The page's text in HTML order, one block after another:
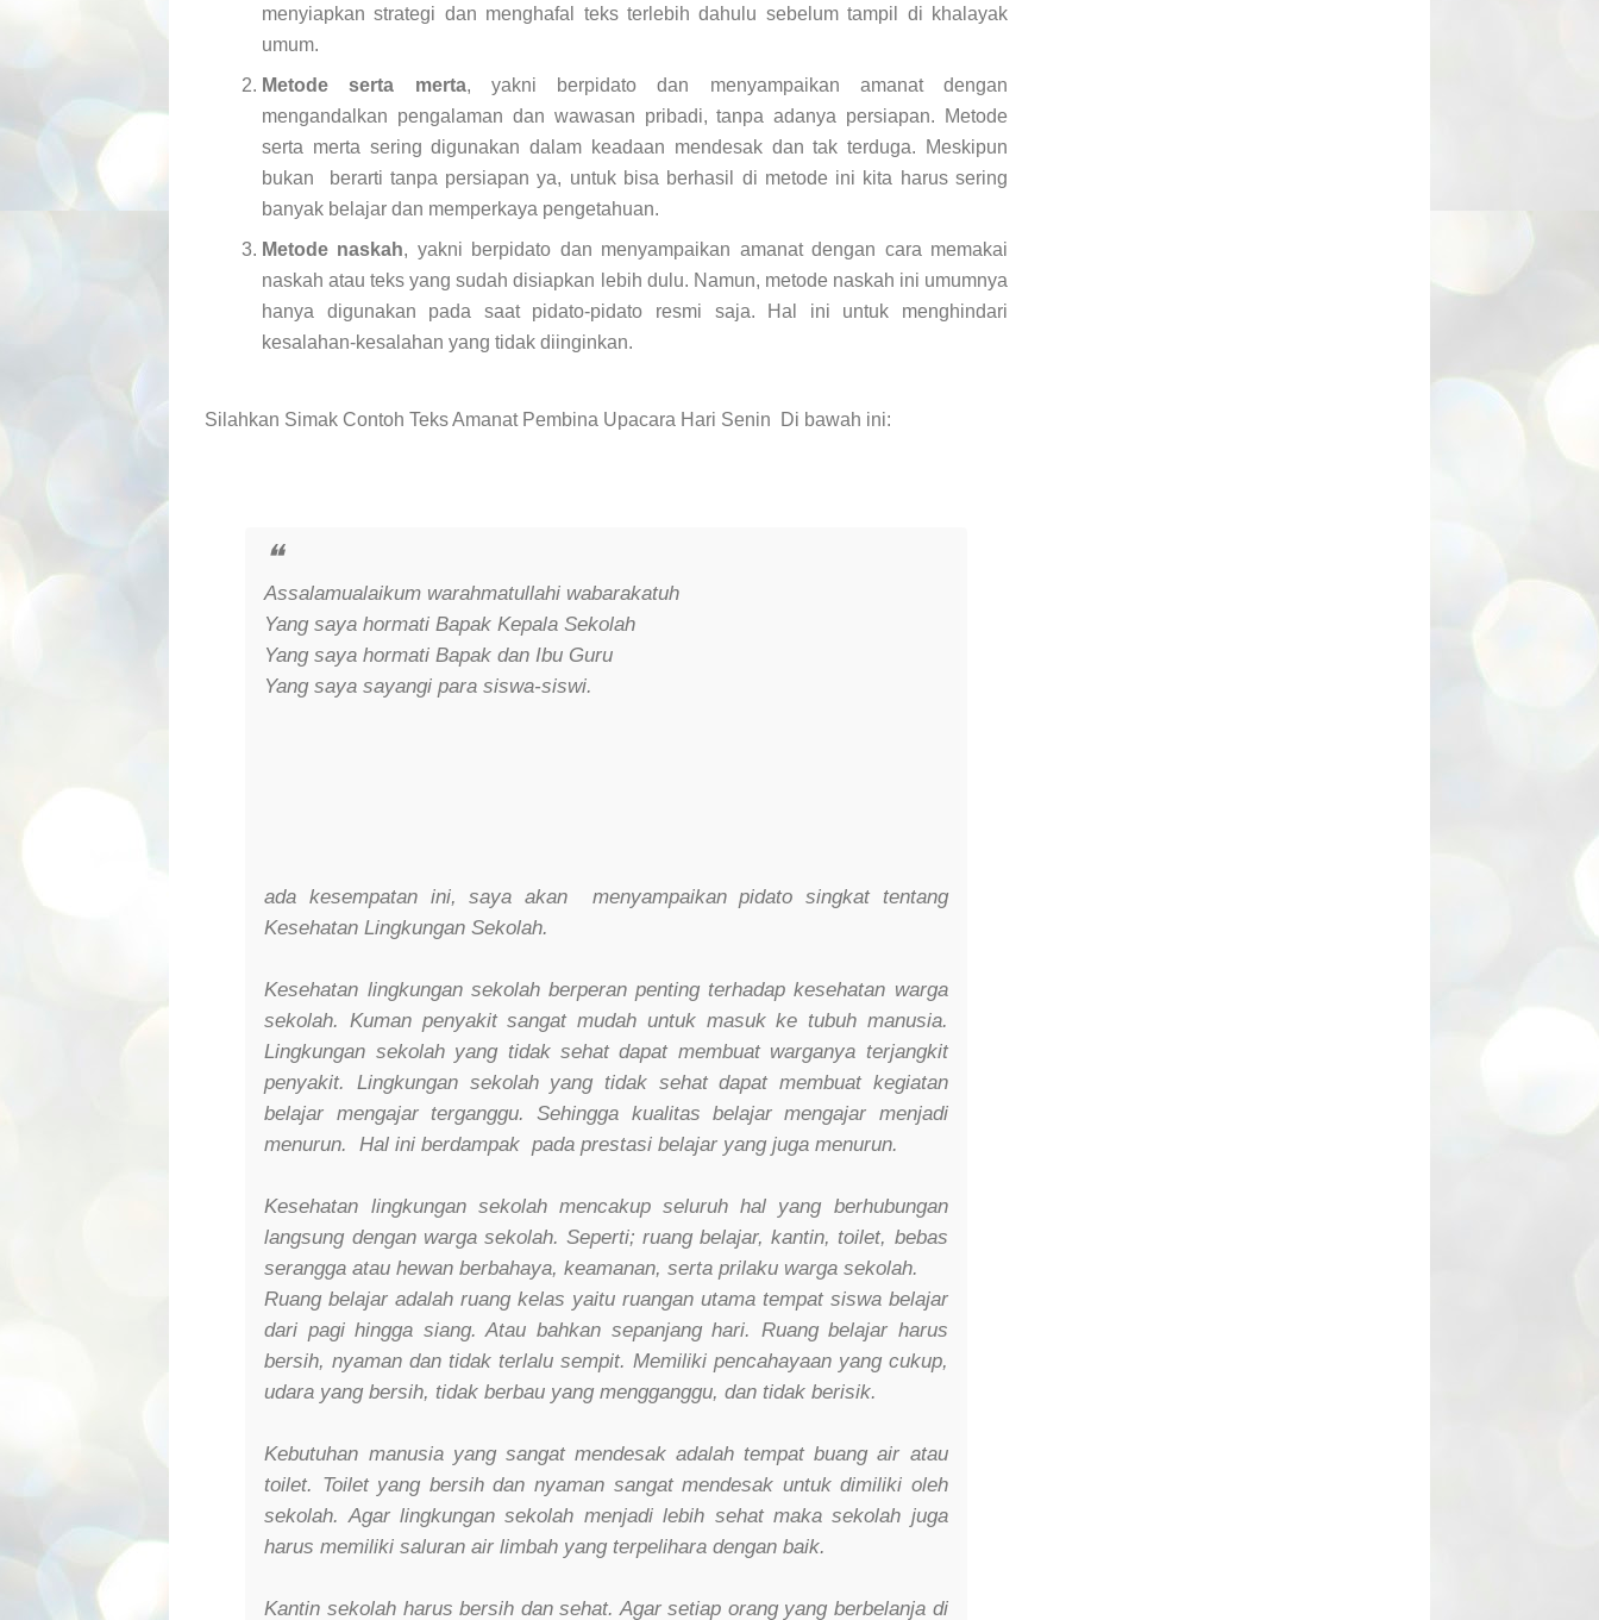
menyiapkan strategi dan menghafal teks terlebih dahulu sebelum tampil di khalayak
umum.
Metode serta merta, yakni berpidato dan menyampaikan amanat dengan
mengandalkan pengalaman dan wawasan pribadi, tanpa adanya persiapan. Metode
serta merta sering digunakan dalam keadaan mendesak dan tak terduga. Meskipun
bukan berarti tanpa persiapan ya, untuk bisa berhasil di metode ini kita harus sering
banyak belajar dan memperkaya pengetahuan.
Metode naskah, yakni berpidato dan menyampaikan amanat dengan cara memakai
naskah atau teks yang sudah disiapkan lebih dulu. Namun, metode naskah ini umumnya
hanya digunakan pada saat pidato-pidato resmi saja. Hal ini untuk menghindari
kesalahan-kesalahan yang tidak diinginkan.
Silahkan Simak Contoh Teks Amanat Pembina Upacara Hari Senin Di bawah ini:
Assalamualaikum warahmatullahi wabarakatuh
Yang saya hormati Bapak Kepala Sekolah
Yang saya hormati Bapak dan Ibu Guru
Yang saya sayangi para siswa-siswi.
ada kesempatan ini, saya akan menyampaikan pidato singkat tentang
Kesehatan Lingkungan Sekolah.
Kesehatan lingkungan sekolah berperan penting terhadap kesehatan warga
sekolah. Kuman penyakit sangat mudah untuk masuk ke tubuh manusia.
Lingkungan sekolah yang tidak sehat dapat membuat warganya terjangkit
penyakit. Lingkungan sekolah yang tidak sehat dapat membuat kegiatan
belajar mengajar terganggu. Sehingga kualitas belajar mengajar menjadi
menurun. Hal ini berdampak pada prestasi belajar yang juga menurun.
Kesehatan lingkungan sekolah mencakup seluruh hal yang berhubungan
langsung dengan warga sekolah. Seperti; ruang belajar, kantin, toilet, bebas
serangga atau hewan berbahaya, keamanan, serta prilaku warga sekolah.
Ruang belajar adalah ruang kelas yaitu ruangan utama tempat siswa belajar
dari pagi hingga siang. Atau bahkan sepanjang hari. Ruang belajar harus
bersih, nyaman dan tidak terlalu sempit. Memiliki pencahayaan yang cukup,
udara yang bersih, tidak berbau yang mengganggu, dan tidak berisik.
Kebutuhan manusia yang sangat mendesak adalah tempat buang air atau
toilet. Toilet yang bersih dan nyaman sangat mendesak untuk dimiliki oleh
sekolah. Agar lingkungan sekolah menjadi lebih sehat maka sekolah juga
harus memiliki saluran air limbah yang terpelihara dengan baik.
Kantin sekolah harus bersih dan sehat. Agar setiap orang yang berbelanja di